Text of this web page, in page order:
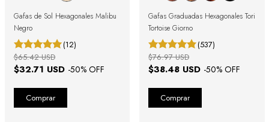
Gafas de Sol Hexagonales Malibu
Negro
(12)
$32.71 USD -50% OFF
$65.42 USD
Gafas Graduadas Hexagonales Tori
Tortoise Giorno
(537)
$38.48 USD -50% OFF
$76.97 USD